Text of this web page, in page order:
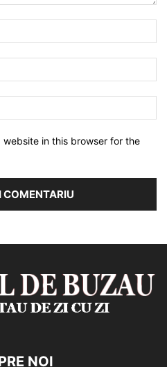
website in this browser for the
NOI